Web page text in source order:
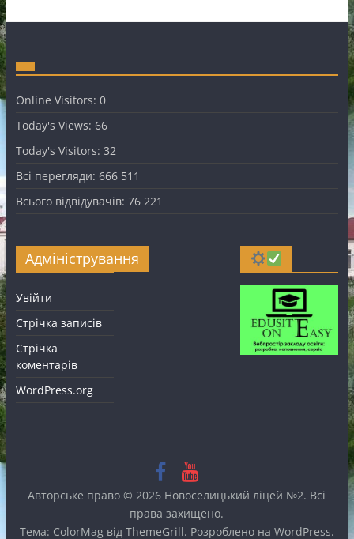
Online Visitors: 0
Today's Views: 66
Today's Visitors: 32
Всі перегляди: 666 511
Всього відвідувачів: 76 221
Адміністрування
Увійти
Стрічка записів
Стрічка
коментарів
WordPress.org
Авторське право © 2026 Новоселицький ліцей №2. Всі
права захищено.
Тема: ColorMagвід ThemeGrill. Розроблено на WordPress.